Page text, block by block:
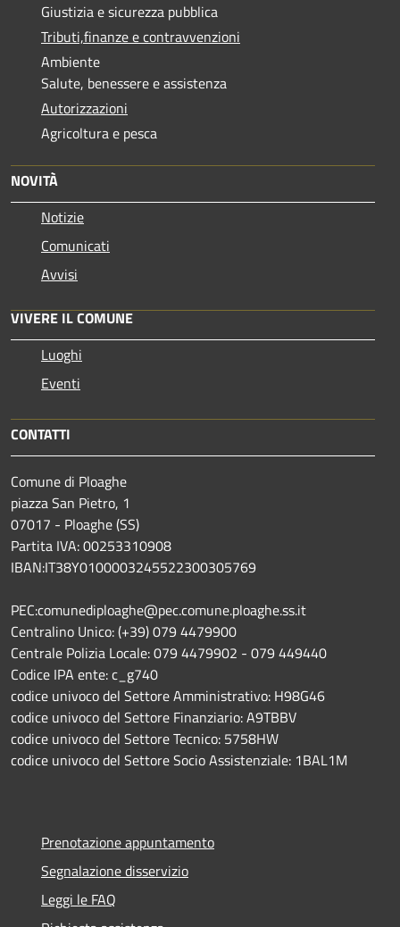
Giustizia e sicurezza pubblica
Tributi,finanze e contravvenzioni
Ambiente
Salute, benessere e assistenza
Autorizzazioni
Agricoltura e pesca
NOVITÀ
Notizie
Comunicati
Avvisi
VIVERE IL COMUNE
Luoghi
Eventi
CONTATTI
Comune di Ploaghe
piazza San Pietro, 1
07017 - Ploaghe (SS)
Partita IVA: 00253310908
IBAN:IT38Y0100003245522300305769
PEC:comunediploaghe@pec.comune.ploaghe.ss.it
Centralino Unico: (+39) 079 4479900
Centrale Polizia Locale: 079 4479902 - 079 449440
Codice IPA ente: c_g740
codice univoco del Settore Amministrativo: H98G46
codice univoco del Settore Finanziario: A9TBBV
codice univoco del Settore Tecnico: 5758HW
codice univoco del Settore Socio Assistenziale: 1BAL1M
Prenotazione appuntamento
Segnalazione disservizio
Leggi le FAQ